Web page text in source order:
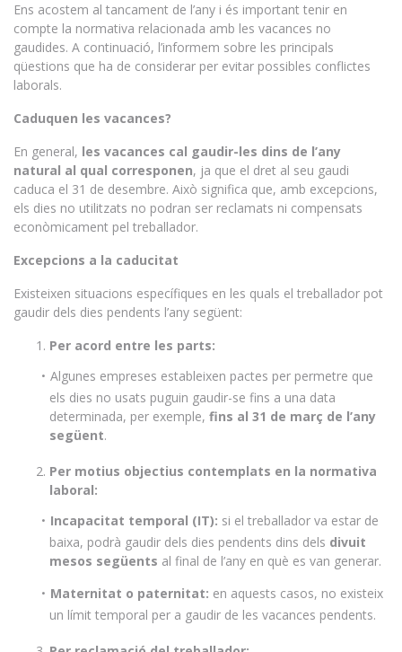
Ens acostem al tancament de l’any i és important tenir en
compte la normativa relacionada amb les vacances no
gaudides. A continuació, l’informem sobre les principals
qüestions que ha de considerar per evitar possibles conflictes
laborals.
Caduquen les vacances?
En general, les vacances cal gaudir-les dins de l’any
natural al qual corresponen, ja que el dret al seu gaudi
caduca el 31 de desembre. Això significa que, amb excepcions,
els dies no utilitzats no podran ser reclamats ni compensats
econòmicament pel treballador.
Excepcions a la caducitat
Existeixen situacions específiques en les quals el treballador pot
gaudir dels dies pendents l’any següent:
Per acord entre les parts:
Algunes empreses estableixen pactes per permetre que
els dies no usats puguin gaudir-se fins a una data
determinada, per exemple, fins al 31 de març de l’any
següent.
Per motius objectius contemplats en la normativa
laboral:
Incapacitat temporal (IT): si el treballador va estar de
baixa, podrà gaudir dels dies pendents dins dels divuit
mesos següents al final de l’any en què es van generar.
Maternitat o paternitat: en aquests casos, no existeix
un límit temporal per a gaudir de les vacances pendents.